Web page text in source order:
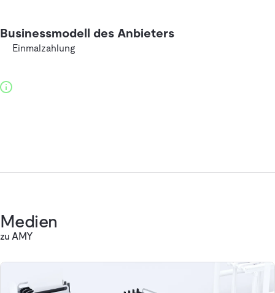
Businessmodell des Anbieters
Einmalzahlung
Medien
zu AMY